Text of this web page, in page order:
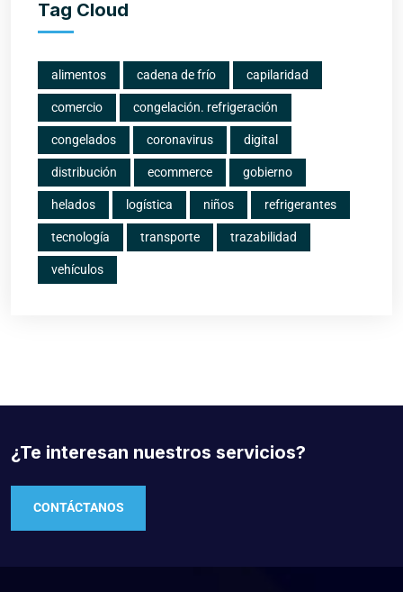
Tag Cloud
alimentos cadena de frío capilaridad
comercio congelación. refrigeración
congelados coronavirus digital
distribución ecommerce gobierno
helados logística niños refrigerantes
tecnología transporte trazabilidad
vehículos
¿Te interesan nuestros servicios?
CONTÁCTANOS